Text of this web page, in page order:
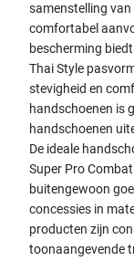
samenstelling
comfortabel
bescherming
Thai Style
stevigheid en
handschoenen is
handschoenen
De ideale
Super Pro
buitengewoon
concessies in
producten zijn
toonaangevende